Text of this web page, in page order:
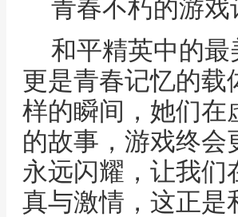
青春不朽的游戏
和平精英中的
更是青春记忆的载
样的瞬间，她们在
的故事，游戏终会
永远闪耀，让我们
真与激情，这正是